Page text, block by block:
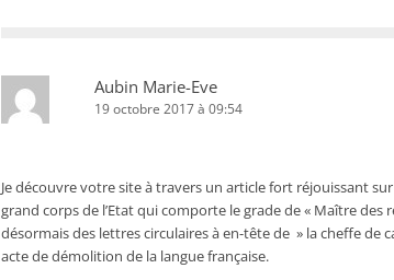
Aubin Marie-Eve
19 octobre 2017 à 09:54
Je découvre votre site à travers un article fort réjouissant
grand corps de l’Etat qui comporte le grade de « Maître des
désormais des lettres circulaires à en-tête de » la cheffe de
acte de démolition de la langue française.